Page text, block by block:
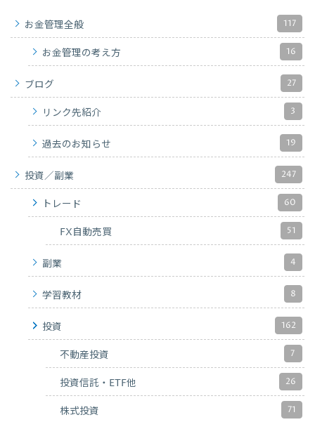
お金管理全般 117
お金管理の考え方 16
ブログ 27
リンク先紹介 3
過去のお知らせ 19
投資／副業 247
トレード 60
FX自動売買 51
副業 4
学習教材 8
投資 162
不動産投資 7
投資信託・ETF他 26
株式投資 71